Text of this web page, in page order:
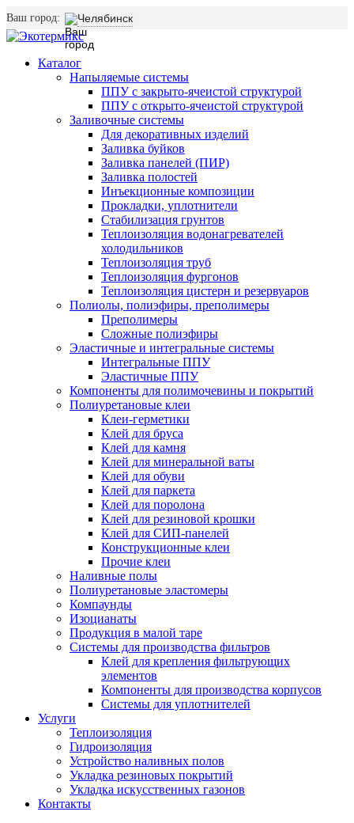
Ваш город: Челябинск
Каталог
Напыляемые системы
ППУ с закрыто-ячеистой структурой
ППУ с открыто-ячеистой структурой
Заливочные системы
Для декоративных изделий
Заливка буйков
Заливка панелей (ПИР)
Заливка полостей
Инъекционные композиции
Прокладки, уплотнители
Стабилизация грунтов
Теплоизоляция водонагревателей
холодильников
Теплоизоляция труб
Теплоизоляция фургонов
Теплоизоляция цистерн и резервуаров
Полиолы, полиэфиры, преполимеры
Преполимеры
Сложные полиэфиры
Эластичные и интегральные системы
Интегральные ППУ
Эластичные ППУ
Компоненты для полимочевины и покрытий
Полиуретановые клеи
Клеи-герметики
Клей для бруса
Клей для камня
Клей для минеральной ваты
Клей для обуви
Клей для паркета
Клей для поролона
Клей для резиновой крошки
Клей для СИП-панелей
Конструкционные клеи
Прочие клеи
Наливные полы
Полиуретановые эластомеры
Компаунды
Изоцианаты
Продукция в малой таре
Системы для производства фильтров
Клей для крепления фильтрующих
элементов
Компоненты для производства корпусов
Системы для уплотнителей
Услуги
Теплоизоляция
Гидроизоляция
Устройство наливных полов
Укладка резиновых покрытий
Укладка искусственных газонов
Контакты